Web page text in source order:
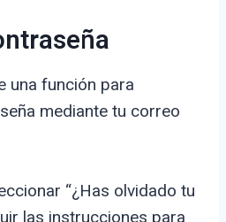
una función para
mediante tu correo
“¿Has olvidado tu
las instrucciones para